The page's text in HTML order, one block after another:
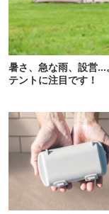
暑さ、急な雨、設営…
テントに注目です！